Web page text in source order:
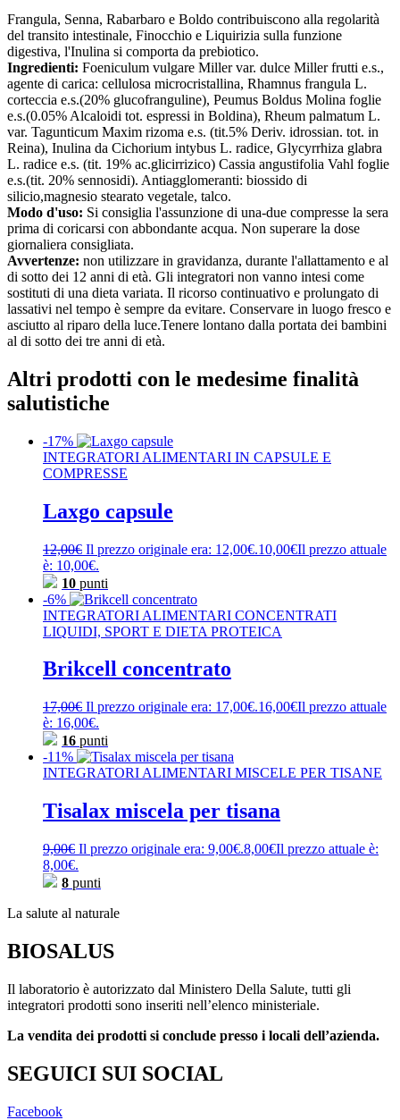
Frangula, Senna, Rabarbaro e Boldo contribuiscono alla regolarità
del transito intestinale, Finocchio e Liquirizia sulla funzione
digestiva, l'Inulina si comporta da prebiotico.
Ingredienti: Foeniculum vulgare Miller var. dulce Miller frutti e.s.,
agente di carica: cellulosa microcristallina, Rhamnus frangula L.
corteccia e.s.(20% glucofranguline), Peumus Boldus Molina foglie
e.s.(0.05% Alcaloidi tot. espressi in Boldina), Rheum palmatum L.
var. Tagunticum Maxim rizoma e.s. (tit.5% Deriv. idrossian. tot. in
Reina), Inulina da Cichorium intybus L. radice, Glycyrrhiza glabra
L. radice e.s. (tit. 19% ac.glicirrizico) Cassia angustifolia Vahl foglie
e.s.(tit. 20% sennosidi). Antiagglomeranti: biossido di
silicio,magnesio stearato vegetale, talco.
Modo d'uso: Si consiglia l'assunzione di una-due compresse la sera
prima di coricarsi con abbondante acqua. Non superare la dose
giornaliera consigliata.
Avvertenze: non utilizzare in gravidanza, durante l'allattamento e al
di sotto dei 12 anni di età. Gli integratori non vanno intesi come
sostituti di una dieta variata. Il ricorso continuativo e prolungato di
lassativi nel tempo è sempre da evitare. Conservare in luogo fresco e
asciutto al riparo della luce.Tenere lontano dalla portata dei bambini
al di sotto dei tre anni di età.
Altri prodotti con le medesime finalità
salutistiche
-17%
INTEGRATORI ALIMENTARI IN CAPSULE E
COMPRESSE
Laxgo capsule
12,00€ Il prezzo originale era: 12,00€.10,00€Il prezzo attuale
è: 10,00€.
10 punti
-6%
INTEGRATORI ALIMENTARI CONCENTRATI
LIQUIDI, SPORT E DIETA PROTEICA
Brikcell concentrato
17,00€ Il prezzo originale era: 17,00€.16,00€Il prezzo attuale
è: 16,00€.
16 punti
-11%
INTEGRATORI ALIMENTARI MISCELE PER TISANE
Tisalax miscela per tisana
9,00€ Il prezzo originale era: 9,00€.8,00€Il prezzo attuale è:
8,00€.
8 punti
La salute al naturale
BIOSALUS
Il laboratorio è autorizzato dal Ministero Della Salute, tutti gli
integratori prodotti sono inseriti nell’elenco ministeriale.
La vendita dei prodotti si conclude presso i locali dell’azienda.
SEGUICI SUI SOCIAL
Facebook